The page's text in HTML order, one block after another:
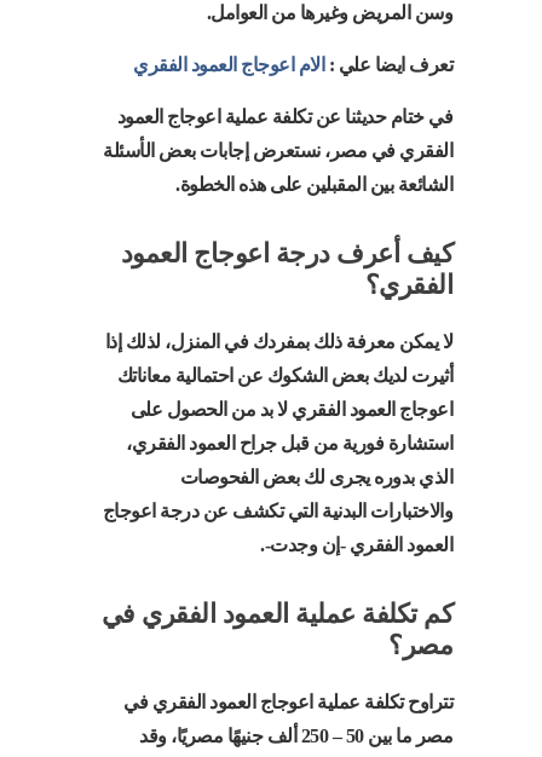
وسن المريض وغيرها من العوامل.
تعرف ايضا علي : الام اعوجاج العمود الفقري
في ختام حديثنا عن تكلفة عملية اعوجاج العمود
الفقري في مصر، نستعرض إجابات بعض الأسئلة
الشائعة بين المقبلين على هذه الخطوة.
كيف أعرف درجة اعوجاج العمود
الفقري؟
لا يمكن معرفة ذلك بمفردك في المنزل، لذلك إذا
أثيرت لديك بعض الشكوك عن احتمالية معاناتك
اعوجاج العمود الفقري لا بد من الحصول على
استشارة فورية من قبل جراح العمود الفقري،
الذي بدوره يجرى لك بعض الفحوصات
والاختبارات البدنية التي تكشف عن درجة اعوجاج
العمود الفقري -إن وجدت-.
كم تكلفة عملية العمود الفقري في
مصر؟
تتراوح تكلفة عملية اعوجاج العمود الفقري في
مصر ما بين 50 – 250 ألف جنيهًا مصريًا، وقد